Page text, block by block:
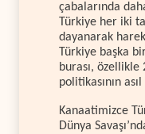
çabalarında
Türkiye her iki
dayanarak
Türkiye başka
burası, özellikle
politikasının
Kanaatimizce
Dünya